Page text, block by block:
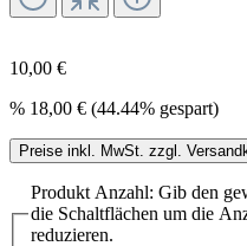
10,00 €
% 18,00 € (44.44% gespart)
Preise inkl. MwSt. zzgl.
Produkt Anzahl: Gib den
die Schaltflächen um die
reduzieren.